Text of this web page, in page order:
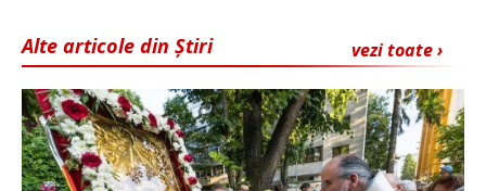
vezi toate ›
Alte articole din Știri